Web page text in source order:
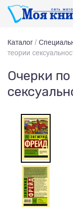
Каталог /
теории
Очерки